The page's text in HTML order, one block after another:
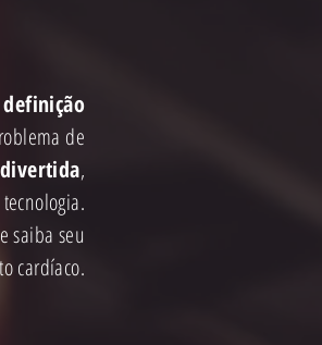
definição
de
divertida,
saiba seu
cardíaco.